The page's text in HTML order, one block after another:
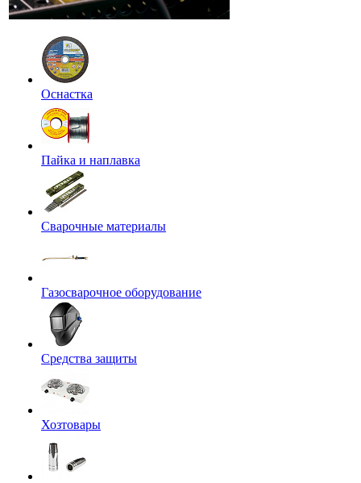
Оснастка
Пайка и наплавка
Сварочные материалы
Газосварочное оборудование
Средства защиты
Хозтовары